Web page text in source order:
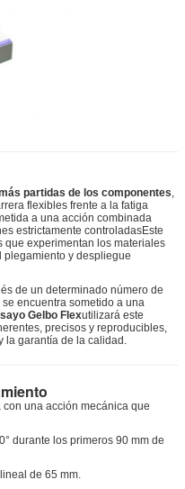
partidas de los componentes,
flexibles frente a la fatiga
a una acción combinada
estrictamente controladasEste
experimentan los materiales
plegamiento y despliegue
de un determinado número de
encuentra sometido a una
Gelbo Flexutilizará este
precisos y reproducibles,
la garantía de la calidad.
con una acción mecánica que
durante los primeros 90 mm de
de 65 mm.